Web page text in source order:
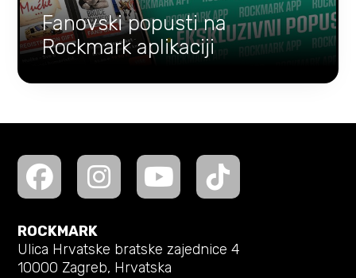
Fanovski popusti na
Rockmark aplikaciji
ROCKMARK
Ulica Hrvatske bratske zajednice 4
10000 Zagreb, Hrvatska